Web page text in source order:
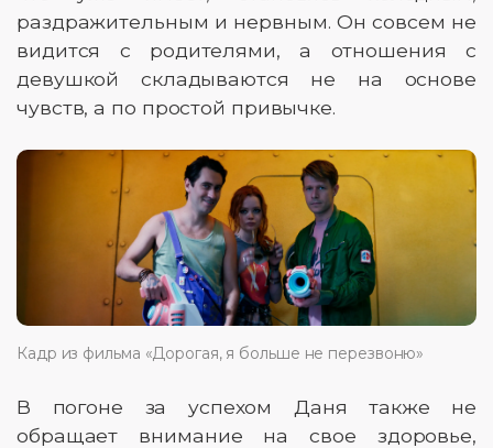
раздражительным и нервным. Он совсем не
видится с родителями, а отношения с
девушкой складываются не на основе
чувств, а по простой привычке.
Кадр из фильма «Дорогая, я больше не перезвоню»
В погоне за успехом Даня также не
обращает внимание на свое здоровье,